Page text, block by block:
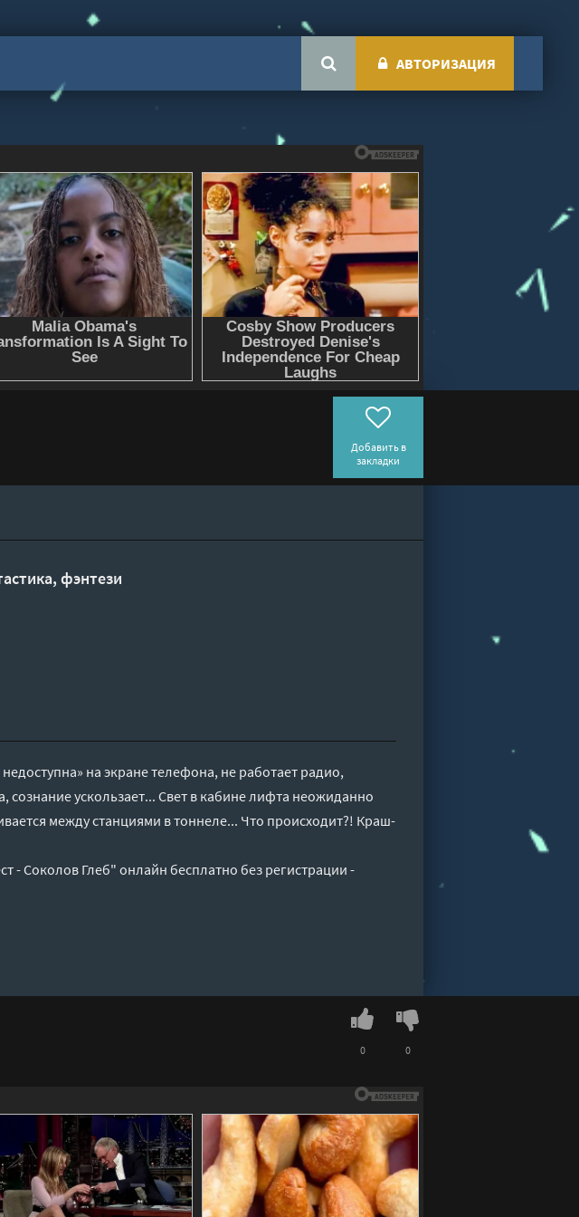
АВТОРИЗАЦИЯ
Добавить в
закладки
фэнтези
на экране телефона, не работает радио,
сознание ускользает... Свет в кабине лифта неожиданно
между станциями в тоннеле... Что происходит?! Краш-
- Соколов Глеб" онлайн бесплатно без регистрации -
0 0